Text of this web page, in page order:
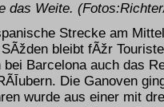
das Weite.
Strecke am
bleibt fÃžr
bei Barcelona auch das
Die Ganoven
wurde aus einer mit